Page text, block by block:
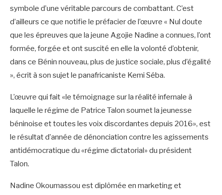
symbole d’une véritable parcours de combattant. C’est
d’ailleurs ce que notifie le préfacier de l’œuvre « Nul doute
que les épreuves que la jeune Agojie Nadine a connues, l’ont
formée, forgée et ont suscité en elle la volonté d’obtenir,
dans ce Bénin nouveau, plus de justice sociale, plus d’égalité
», écrit à son sujet le panafricaniste Kemi Séba.
L’œuvre qui fait «le témoignage sur la réalité infernale à
laquelle le régime de Patrice Talon soumet la jeunesse
béninoise et toutes les voix discordantes depuis 2016», est
le résultat d’année de dénonciation contre les agissements
antidémocratique du «régime dictatorial» du président
Talon.
Nadine Okoumassou est diplômée en marketing et